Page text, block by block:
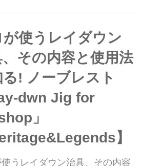
SB」をピックアップ!
が使うレイダウン
その内容と使用法
る! ノーブレスト
dwn Jig for
」
】
うレイダウン治具、その内容